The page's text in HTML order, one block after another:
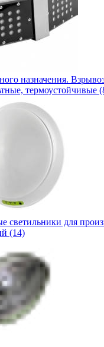
назначения.
термоустойчивые
светильники для
(14)